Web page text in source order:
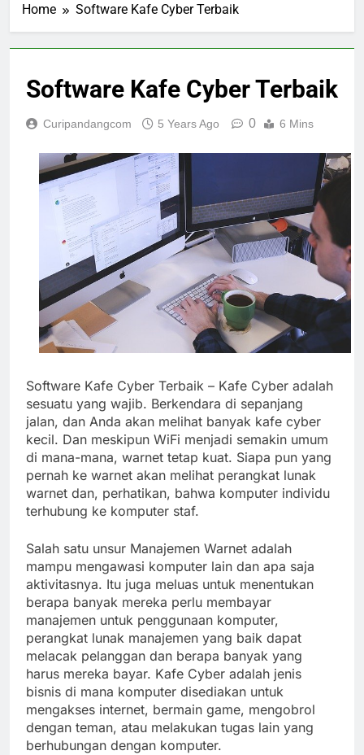
Home Software Kafe Cyber ​​Terbaik
Software Kafe Cyber ​​Terbaik
Curipandangcom 5 Years Ago 0 6 Mins
Software Kafe Cyber ​​Terbaik – Kafe Cyber ​​adalah
sesuatu yang wajib. Berkendara di sepanjang
jalan, dan Anda akan melihat banyak kafe cyber
kecil. Dan meskipun WiFi menjadi semakin umum
di mana-mana, warnet tetap kuat. Siapa pun yang
pernah ke warnet akan melihat perangkat lunak
warnet dan, perhatikan, bahwa komputer individu
terhubung ke komputer staf.
Salah satu unsur Manajemen Warnet adalah
mampu mengawasi komputer lain dan apa saja
aktivitasnya. Itu juga meluas untuk menentukan
berapa banyak mereka perlu membayar
manajemen untuk penggunaan komputer,
perangkat lunak manajemen yang baik dapat
melacak pelanggan dan berapa banyak yang
harus mereka bayar. Kafe Cyber adalah jenis
bisnis di mana komputer disediakan untuk
mengakses internet, bermain game, mengobrol
dengan teman, atau melakukan tugas lain yang
berhubungan dengan komputer.